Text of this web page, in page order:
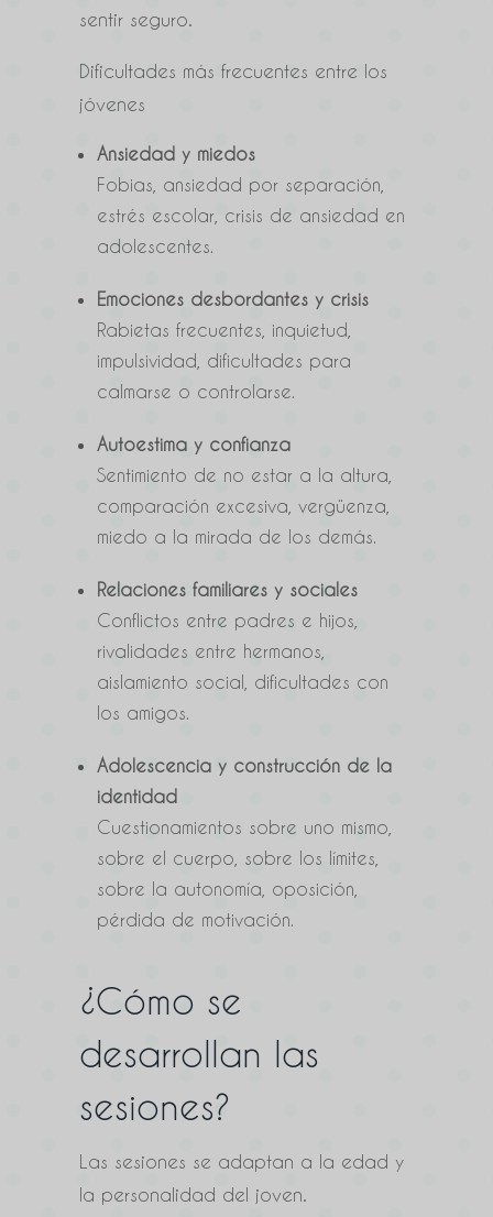
sentir seguro.
Dificultades más frecuentes entre los
jóvenes
Ansiedad y miedos
Fobias, ansiedad por separación,
estrés escolar, crisis de ansiedad en
adolescentes.
Emociones desbordantes y crisis
Rabietas frecuentes, inquietud,
impulsividad, dificultades para
calmarse o controlarse.
Autoestima y confianza
Sentimiento de no estar a la altura,
comparación excesiva, vergüenza,
miedo a la mirada de los demás.
Relaciones familiares y sociales
Conflictos entre padres e hijos,
rivalidades entre hermanos,
aislamiento social, dificultades con
los amigos.
Adolescencia y construcción de la
identidad
Cuestionamientos sobre uno mismo,
sobre el cuerpo, sobre los límites,
sobre la autonomía, oposición,
pérdida de motivación.
¿Cómo se
desarrollan las
sesiones?
Las sesiones se adaptan a la edad y
la personalidad del joven.